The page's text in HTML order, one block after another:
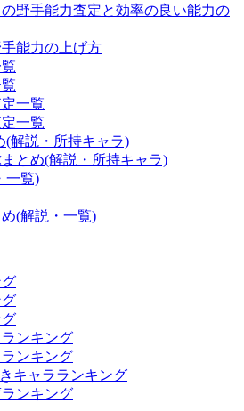
野手能力査定と効率の良い能力の
能力の上げ方
一覧
一覧
(解説・所持キャラ)
とめ(解説・所持キャラ)
一覧)
(解説・一覧)
ンキング
ンキング
キャラランキング
ンキング